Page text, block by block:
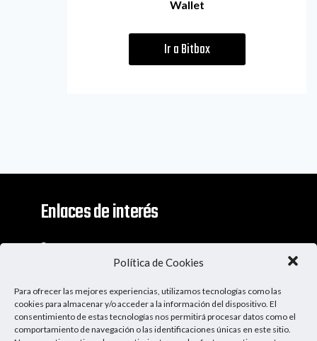
Política de Cookies
Para ofrecer las mejores experiencias, utilizamos tecnologías como las
cookies para almacenar y/o acceder a la información del dispositivo. El
consentimiento de estas tecnologías nos permitirá procesar datos como el
comportamiento de navegación o las identificaciones únicas en este sitio.
Wallet
Ir a Bitbox
Enlaces de interés
Contacto
Descargo De Responsabilidad
Apoya al Podcast
Ser Patrocinador